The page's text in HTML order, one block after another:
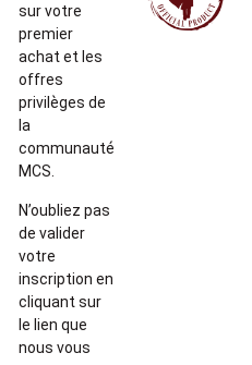
sur votre
premier
achat et les
offres
privilèges de
la
communauté
MCS.
N’oubliez pas
de valider
votre
inscription en
cliquant sur
le lien que
nous vous